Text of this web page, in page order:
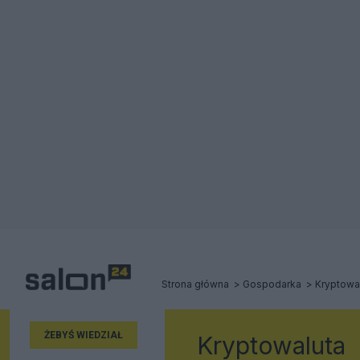
Strona główna Gospodarka
ŻEBYŚ WIEDZIAŁ Kryptowaluta